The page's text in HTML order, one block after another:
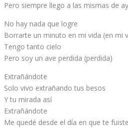
Pero siempre llego a las mismas de
No hay nada que logre
Borrarte un minuto en mi vida (en mi
Tengo tanto cielo
Pero soy un ave perdida (perdida)
Extrañándote
Solo vivo extrañando tus besos
Y tu mirada así
Extrañándote
Me quedé desde el día en que te fuiste